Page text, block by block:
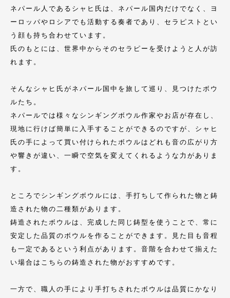
ネパール人であるシャヒ氏は、ネパール国内だけでなく、ヨ
ーロッパやロシアでも活動する奏者であり、セラピストとい
う顔も持ち合わせています。
氏のもとには、世界中からそのセラピーを受けようと人が訪
れます。
そんなシャヒ氏がネパール国中を旅して巡り、見つけたボウ
ルたち。
ネパールでは様々なシンギングボウル作家やお店が存在し、
現地に行けば簡単に入手することができるのですが、シャヒ
氏の手によって買い付けられたボウルはどれも音の広がり方
や響きが違い、一瞬で空気を変えてくれるような力がありま
す。
ところでシンギングボウルには、手打ちして作られた物と鋳
造された物の二種類があります。
鋳造されたボウルは、完成した同じ鋳型を使うことで、常に
安定した品質のボウルを作ることができます。見た目も音程
も一定であるという利点があります。音階を合わせて揃えた
い場合はこちらの鋳造された物がおすすめです。
一方で、職人の手により手打ちされたボウルは品質にかなり